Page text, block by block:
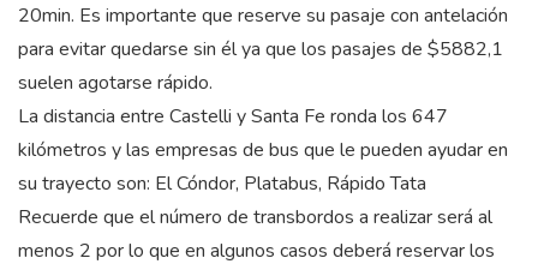
20min. Es importante que reserve su pasaje con antelación
para evitar quedarse sin él ya que los pasajes de $5882,1
suelen agotarse rápido.
La distancia entre Castelli y Santa Fe ronda los 647
kilómetros y las empresas de bus que le pueden ayudar en
su trayecto son: El Cóndor, Platabus, Rápido Tata
Recuerde que el número de transbordos a realizar será al
menos 2 por lo que en algunos casos deberá reservar los